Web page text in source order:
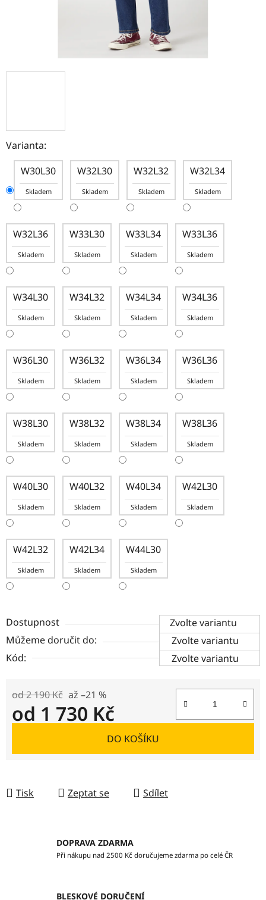
Varianta:
W30L30
Skladem
W32L30
Skladem
W32L32
Skladem
W32L34
Skladem
W32L36
Skladem
W33L30
Skladem
W33L34
Skladem
W33L36
Skladem
W34L30
Skladem
W34L32
Skladem
W34L34
Skladem
W34L36
Skladem
W36L30
Skladem
W36L32
Skladem
W36L34
Skladem
W36L36
Skladem
W38L30
Skladem
W38L32
Skladem
W38L34
Skladem
W38L36
Skladem
W40L30
Skladem
W40L32
Skladem
W40L34
Skladem
W42L30
Skladem
W42L32
Skladem
W42L34
Skladem
W44L30
Skladem
Dostupnost
Zvolte variantu
Můžeme doručit do:
Zvolte variantu
Kód:
Zvolte variantu
od 2 190 Kč až –21 %
od 1 730 Kč
DO KOŠÍKU
Tisk Zeptat se Sdílet
DOPRAVA ZDARMA
Při nákupu nad 2500 Kč doručujeme zdarma po celé ČR
BLESKOVÉ DORUČENÍ